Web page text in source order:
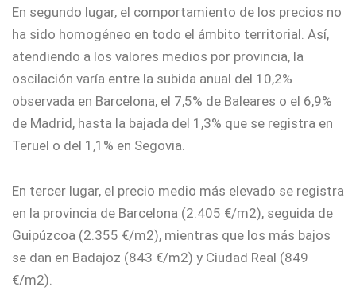
En segundo lugar, el comportamiento de los precios no
ha sido homogéneo en todo el ámbito territorial. Así,
atendiendo a los valores medios por provincia, la
oscilación varía entre la subida anual del 10,2%
observada en Barcelona, el 7,5% de Baleares o el 6,9%
de Madrid, hasta la bajada del 1,3% que se registra en
Teruel o del 1,1% en Segovia.
En tercer lugar, el precio medio más elevado se registra
en la provincia de Barcelona (2.405 €/m2), seguida de
Guipúzcoa (2.355 €/m2), mientras que los más bajos
se dan en Badajoz (843 €/m2) y Ciudad Real (849
€/m2).